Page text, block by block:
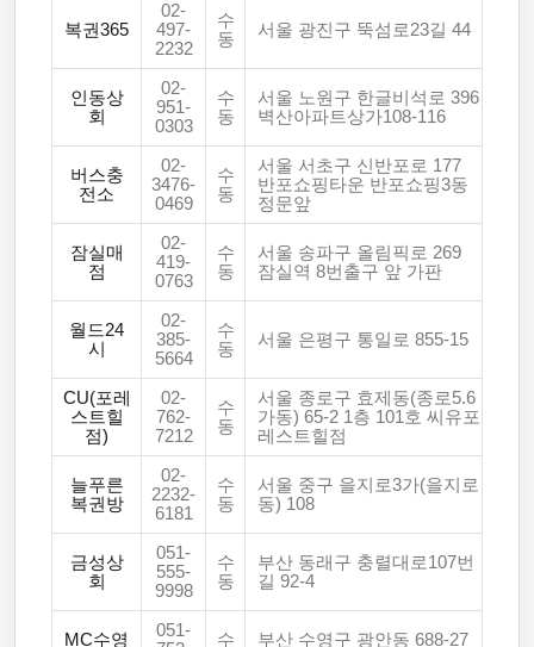
복권365
02-
497-
2232
수
동
서울 광진구 뚝섬로23길 44
인동상
회
02-
951-
0303
수
동
서울 노원구 한글비석로 396
벽산아파트상가108-116
버스충
전소
02-
3476-
0469
수
동
서울 서초구 신반포로 177
반포쇼핑타운 반포쇼핑3동
정문앞
잠실매
점
02-
419-
0763
수
동
서울 송파구 올림픽로 269
잠실역 8번출구 앞 가판
월드24
시
02-
385-
5664
수
동
서울 은평구 통일로 855-15
CU(포레
스트힐
점)
02-
762-
7212
수
동
서울 종로구 효제동(종로5.6
가동) 65-2 1층 101호 씨유포
레스트힐점
늘푸른
복권방
02-
2232-
6181
수
동
서울 중구 을지로3가(을지로
동) 108
금성상
회
051-
555-
9998
수
동
부산 동래구 충렬대로107번
길 92-4
MC수영
051-
수
부산 수영구 광안동 688-27